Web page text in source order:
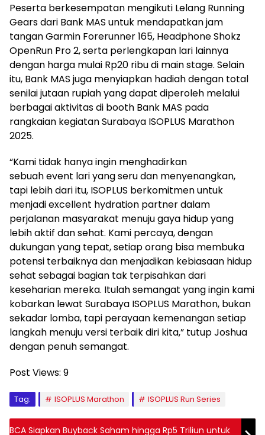
Peserta berkesempatan mengikuti Lelang Running
Gears dari Bank MAS untuk mendapatkan jam
tangan Garmin Forerunner 165, Headphone Shokz
OpenRun Pro 2, serta perlengkapan lari lainnya
dengan harga mulai Rp20 ribu di main stage. Selain
itu, Bank MAS juga menyiapkan hadiah dengan total
senilai jutaan rupiah yang dapat diperoleh melalui
berbagai aktivitas di booth Bank MAS pada
rangkaian kegiatan Surabaya ISOPLUS Marathon
2025.
“Kami tidak hanya ingin menghadirkan
sebuah event lari yang seru dan menyenangkan,
tapi lebih dari itu, ISOPLUS berkomitmen untuk
menjadi excellent hydration partner dalam
perjalanan masyarakat menuju gaya hidup yang
lebih aktif dan sehat. Kami percaya, dengan
dukungan yang tepat, setiap orang bisa membuka
potensi terbaiknya dan menjadikan kebiasaan hidup
sehat sebagai bagian tak terpisahkan dari
keseharian mereka. Itulah semangat yang ingin kami
kobarkan lewat Surabaya ISOPLUS Marathon, bukan
sekadar lomba, tapi perayaan kemenangan setiap
langkah menuju versi terbaik diri kita,” tutup Joshua
dengan penuh semangat.
Post Views: 9
Tag: ISOPLUS Marathon ISOPLUS Run Series
BCA Siapkan Buyback Saham hingga Rp5 Triliun untuk